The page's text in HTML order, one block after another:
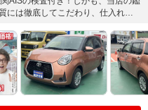
は徹底してこだわり、仕入れ、